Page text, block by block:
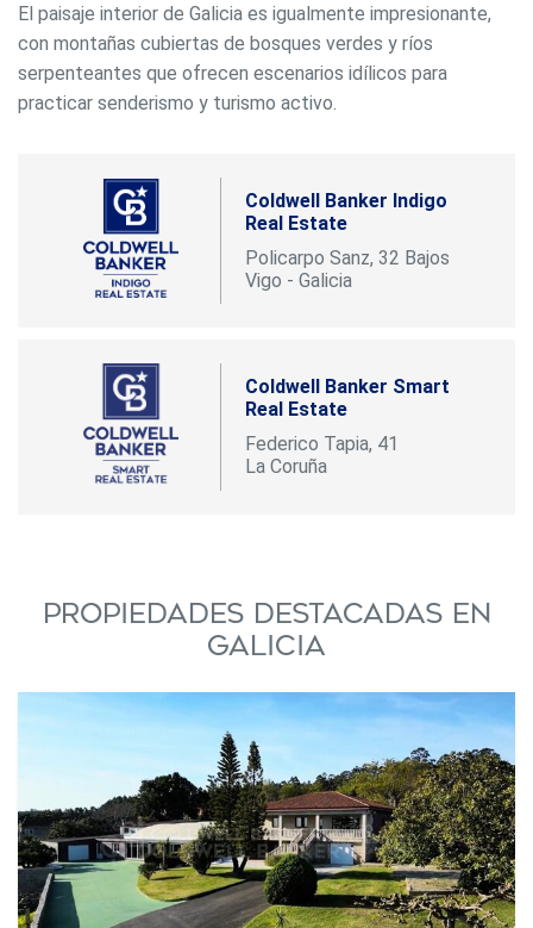
El paisaje interior de Galicia es igualmente impresionante,
con montañas cubiertas de bosques verdes y ríos
serpenteantes que ofrecen escenarios idílicos para
practicar senderismo y turismo activo.
Coldwell Banker Indigo
Real Estate
Policarpo Sanz, 32 Bajos
Vigo - Galicia
Coldwell Banker Smart
Real Estate
Federico Tapia, 41
La Coruña
Propiedades destacadas en
Galicia